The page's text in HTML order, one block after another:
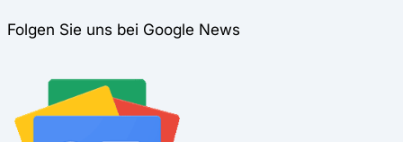
Folgen Sie uns bei Google News